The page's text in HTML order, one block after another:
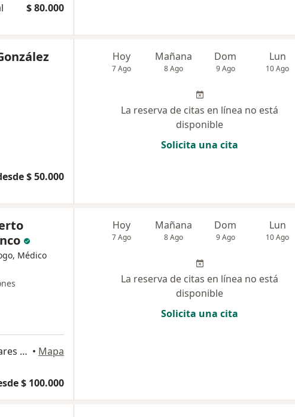
$ 80.000
$ 50.000
Hoy
7 Ago
Mañana
8 Ago
Dom
9 Ago
Lun
10 Ago
La reserva de citas en línea no está
disponible
Solicita una cita
Médico
Carrera 18 12-75 (Megacentro Pinares Torre 2 Cons. 1108), Pereira • Mapa
$ 100.000
Hoy
7 Ago
Mañana
8 Ago
Dom
9 Ago
Lun
10 Ago
La reserva de citas en línea no está
disponible
Solicita una cita